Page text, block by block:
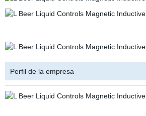
Perfil de la empresa